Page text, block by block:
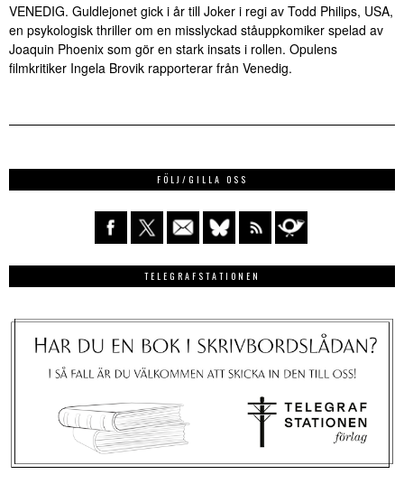
VENEDIG. Guldlejonet gick i år till Joker i regi av Todd Philips, USA,
en psykologisk thriller om en misslyckad ståuppkomiker spelad av
Joaquin Phoenix som gör en stark insats i rollen. Opulens
filmkritiker Ingela Brovik rapporterar från Venedig.
FÖLJ/GILLA OSS
TELEGRAFSTATIONEN